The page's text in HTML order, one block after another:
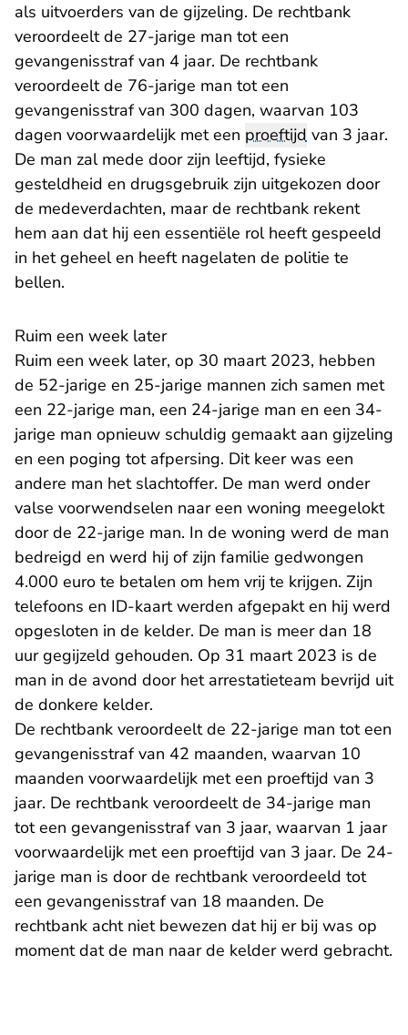
als uitvoerders van de gijzeling. De rechtbank
veroordeelt de 27-jarige man tot een
gevangenisstraf van 4 jaar. De rechtbank
veroordeelt de 76-jarige man tot een
gevangenisstraf van 300 dagen, waarvan 103
dagen voorwaardelijk met een proeftijd van 3 jaar.
De man zal mede door zijn leeftijd, fysieke
gesteldheid en drugsgebruik zijn uitgekozen door
de medeverdachten, maar de rechtbank rekent
hem aan dat hij een essentiële rol heeft gespeeld
in het geheel en heeft nagelaten de politie te
bellen.
Ruim een week later
Ruim een week later, op 30 maart 2023, hebben
de 52-jarige en 25-jarige mannen zich samen met
een 22-jarige man, een 24-jarige man en een 34-
jarige man opnieuw schuldig gemaakt aan gijzeling
en een poging tot afpersing. Dit keer was een
andere man het slachtoffer. De man werd onder
valse voorwendselen naar een woning meegelokt
door de 22-jarige man. In de woning werd de man
bedreigd en werd hij of zijn familie gedwongen
4.000 euro te betalen om hem vrij te krijgen. Zijn
telefoons en ID-kaart werden afgepakt en hij werd
opgesloten in de kelder. De man is meer dan 18
uur gegijzeld gehouden. Op 31 maart 2023 is de
man in de avond door het arrestatieteam bevrijd uit
de donkere kelder.
De rechtbank veroordeelt de 22-jarige man tot een
gevangenisstraf van 42 maanden, waarvan 10
maanden voorwaardelijk met een proeftijd van 3
jaar. De rechtbank veroordeelt de 34-jarige man
tot een gevangenisstraf van 3 jaar, waarvan 1 jaar
voorwaardelijk met een proeftijd van 3 jaar. De 24-
jarige man is door de rechtbank veroordeeld tot
een gevangenisstraf van 18 maanden. De
rechtbank acht niet bewezen dat hij er bij was op
moment dat de man naar de kelder werd gebracht.